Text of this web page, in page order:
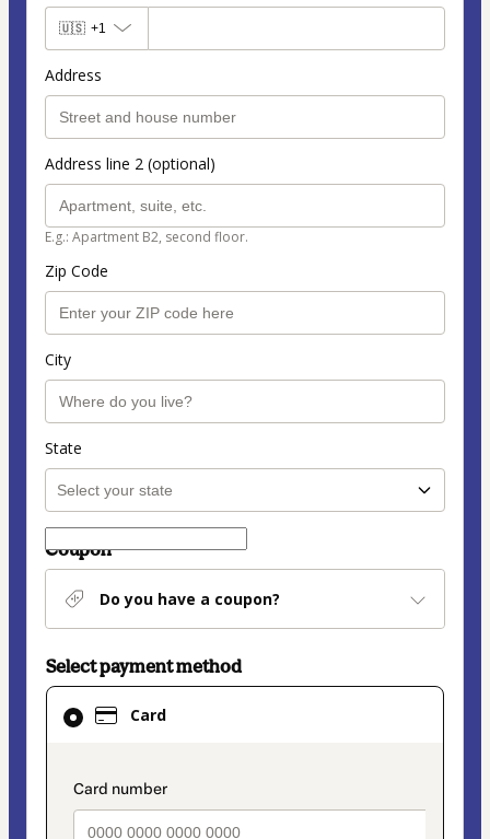
🇺🇸 +1
Address
Address line 2 (optional)
E.g.: Apartment B2, second floor.
Zip Code
City
State
Coupon
Do you have a coupon?
Select payment method
Card
payment_data.section_title_v2
Card
selected
method